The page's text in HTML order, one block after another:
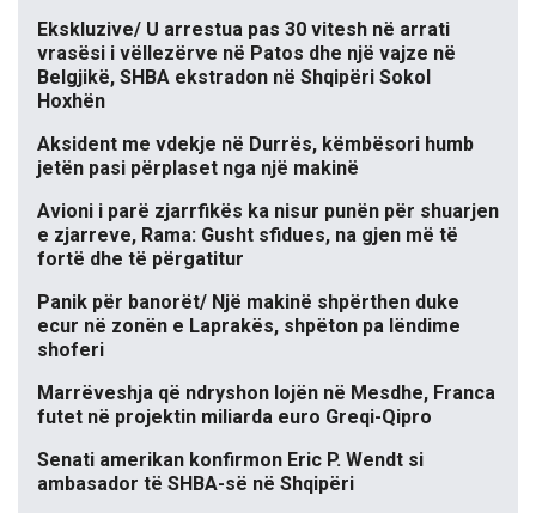
Ekskluzive/ U arrestua pas 30 vitesh në arrati
vrasësi i vëllezërve në Patos dhe një vajze në
Belgjikë, SHBA ekstradon në Shqipëri Sokol
Hoxhën
Aksident me vdekje në Durrës, këmbësori humb
jetën pasi përplaset nga një makinë
Avioni i parë zjarrfikës ka nisur punën për shuarjen
e zjarreve, Rama: Gusht sfidues, na gjen më të
fortë dhe të përgatitur
Panik për banorët/ Një makinë shpërthen duke
ecur në zonën e Laprakës, shpëton pa lëndime
shoferi
Marrëveshja që ndryshon lojën në Mesdhe, Franca
futet në projektin miliarda euro Greqi-Qipro
Senati amerikan konfirmon Eric P. Wendt si
ambasador të SHBA-së në Shqipëri